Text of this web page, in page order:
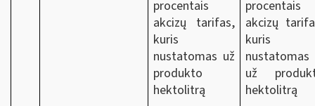
procentais
akcizų tarifas,
kuris
nustatomas už
produkto
hektolitrą
procentais
akcizų
kuris
nustatomas
už
hektolitrą